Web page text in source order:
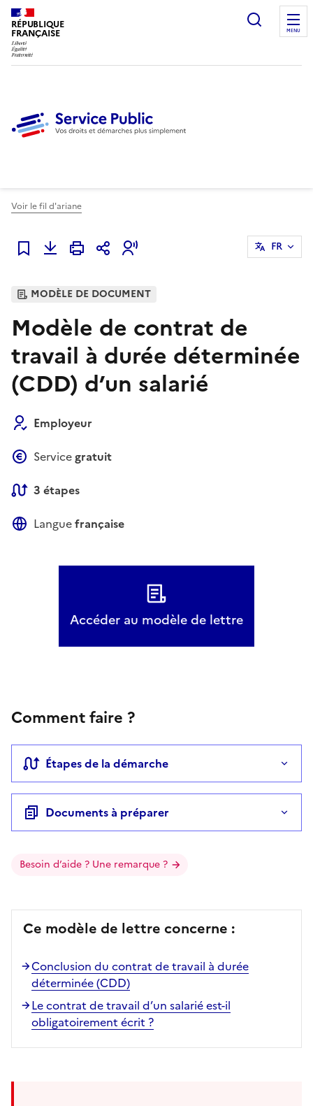
RÉPUBLIQUE
FRANÇAISE
Ouvrir
MENU
Voir le fil d'ariane
Ajouter à mes favoris
FR
MODÈLE DE DOCUMENT
Modèle de contrat de
travail à durée déterminée
(CDD) d’un salarié
Employeur
Service gratuit
3 étapes
Languefrançaise
Accéder au modèle de lettre
Comment faire ?
Étapes de la démarche
Documents à préparer
Besoin d’aide ? Une remarque ?
Ce modèle de lettre concerne :
Conclusion du contrat de travail à durée
déterminée (CDD)
Le contrat de travail d’un salarié est-il
obligatoirement écrit ?